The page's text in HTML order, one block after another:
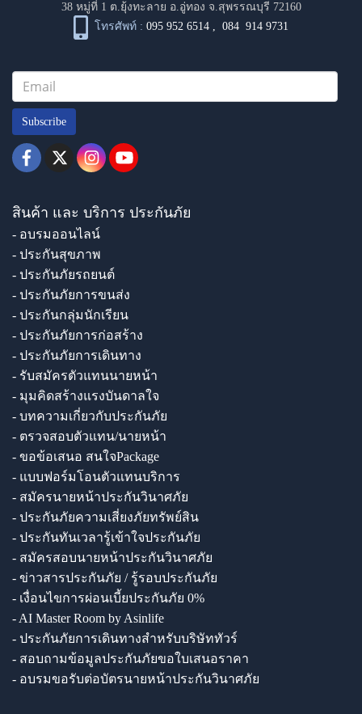
38 หมู่ที่ 1 ต.ยุ้งทะลาย อ.อู่ทอง จ.สุพรรณบุรี 72160
โทรศัพท์ : 095 952 6514 ,084 914 9731
Subscribe
สินค้า และ บริการ ประกันภัย
- อบรมออนไลน์
- ประกันสุขภาพ
- ประกันภัยรถยนต์
- ประกันภัยการขนส่ง
- ประกันกลุ่มนักเรียน
- ประกันภัยการก่อสร้าง
- ประกันภัยการเดินทาง
- รับสมัครตัวแทนนายหน้า
- มุมคิดสร้างแรงบันดาลใจ
- บทความเกี่ยวกับประกันภัย
- ตรวจสอบตัวแทน/นายหน้า
- ขอข้อเสนอ สนใจPackage
- แบบฟอร์มโอนตัวแทนบริการ
- สมัครนายหน้าประกันวินาศภัย
- ประกันภัยความเสี่ยงภัยทรัพย์สิน
- ประกันทันเวลารู้เข้าใจประกันภัย
- สมัครสอบนายหน้าประกันวินาศภัย
- ข่าวสารประกันภัย / รู้รอบประกันภัย
- เงื่อนไขการผ่อนเบี้ยประกันภัย 0%
- AI Master Room by Asinlife
- ประกันภัยการเดินทางสำหรับบริษัททัวร์
- สอบถามข้อมูลประกันภัยขอใบเสนอราคา
- อบรมขอรับต่อบัตรนายหน้าประกันวินาศภัย